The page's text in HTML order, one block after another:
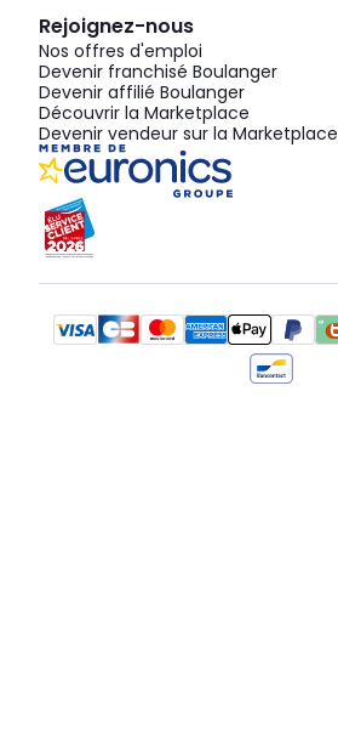
Rejoignez-nous
Nos offres d'emploi
Devenir franchisé Boulanger
Devenir affilié Boulanger
Découvrir la Marketplace
Devenir vendeur sur la Marketplace